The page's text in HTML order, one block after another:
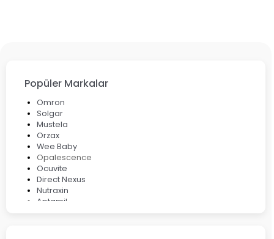
Popüler Markalar
Omron
Solgar
Mustela
Orzax
Wee Baby
Opalescence
Ocuvite
Direct Nexus
Nutraxin
Aptamil